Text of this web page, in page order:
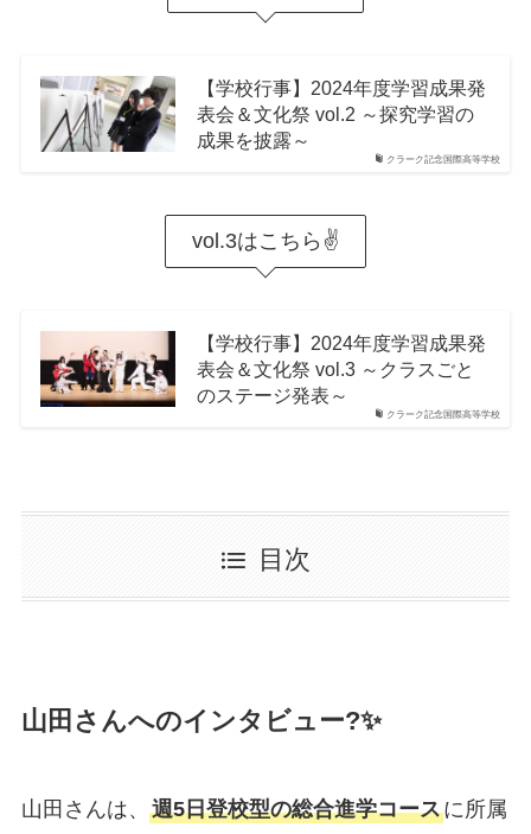
クラーク記念国際高等学校
【学校行事】2024年度学習成果発
表会＆文化祭 vol.2 ～探究学習の
成果を披露～
vol.3はこちら✌
クラーク記念国際高等学校
【学校行事】2024年度学習成果発
表会＆文化祭 vol.3 ～クラスごと
のステージ発表～
目次
山田さんへのインタビュー?✨
山田さんは、 週5日登校型の総合進学コースに所属